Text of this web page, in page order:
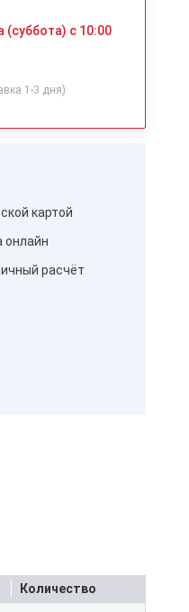
(суббота) с 10:00
1-3 дня)
картой
онлайн
расчёт
Количество